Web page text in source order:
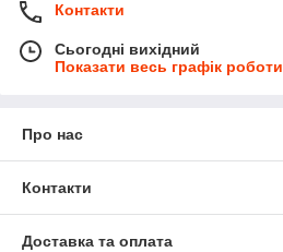
Контакти
Сьогодні вихідний
Показати весь графік роботи
Про нас
Контакти
Доставка та оплата